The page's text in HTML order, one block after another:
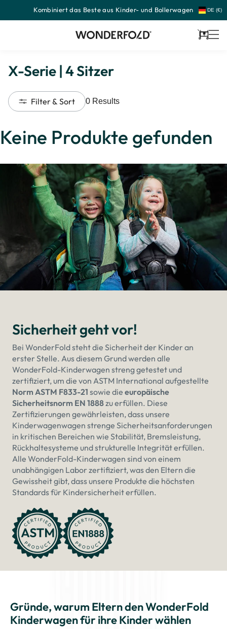
Inhalt
Kombiniert das Beste aus Kinder- und Bollerwagen DE (€)
X-Serie | 4 Sitzer
Filter & Sort 0 Results
Keine Produkte gefunden
Sicherheit geht vor!
Bei WonderFold steht die Sicherheit der Kinder an
erster Stelle. Aus diesem Grund werden alle
WonderFold-Kinderwagen streng getestet und
zertifiziert, um die von ASTM International aufgestellte
Norm ASTM F833-21 sowie die europäische
Sicherheitsnorm EN 1888zu erfüllen. Diese
Zertifizierungen gewährleisten, dass unsere
Kinderwagenwagen strenge Sicherheitsanforderungen
in kritischen Bereichen wie Stabilität, Bremsleistung,
Rückhaltesysteme und strukturelle Integrität erfüllen.
Alle WonderFold-Kinderwagen sind von einem
unabhängigen Labor zertifiziert, was den Eltern die
Gewissheit gibt, dass unsere Produkte die höchsten
Standards für Kindersicherheit erfüllen.
Gründe, warum Eltern den WonderFold
Kinderwagen für ihre Kinder wählen